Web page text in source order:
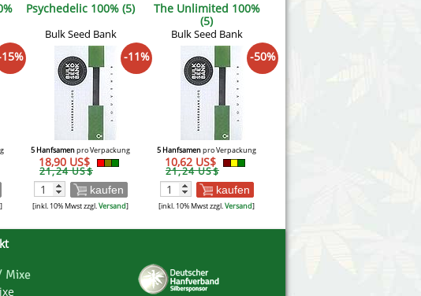
]
Psychedelic 100% (5)
Bulk Seed Bank
-11%
5 Hanfsamenpro Verpackung
18,90 US$
21,24 US$
kaufen
[inkl. 10% Mwst zzgl.Versand]
The Unlimited 100%
(5)
Bulk Seed Bank
-50%
5 Hanfsamenpro Verpackung
10,62 US$
21,24 US$
kaufen
[inkl. 10% Mwst zzgl.Versand]
Mixe